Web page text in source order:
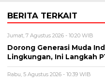
BERITA TERKAIT
Jumat, 7 Agustus 2026 - 10:20 WIB
Dorong Generasi Muda
Lingkungan, Ini Langkah
Rabu, 5 Agustus 2026 - 10:39 WIB